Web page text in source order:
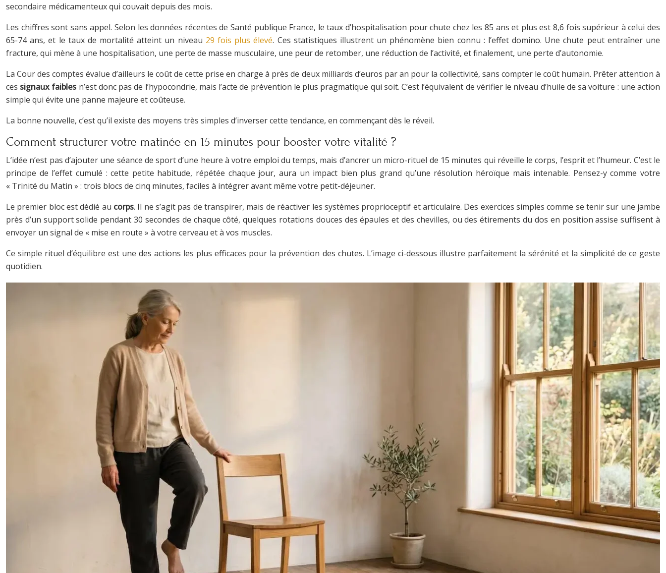
secondaire médicamenteux qui couvait depuis des mois.
Les chiffres sont sans appel. Selon les données récentes de Santé publique France, le taux d’hospitalisation pour chute chez les 85 ans et plus est 8,6 fois supérieur à celui des
65-74 ans, et le taux de mortalité atteint un niveau 29 fois plus élevé. Ces statistiques illustrent un phénomène bien connu : l’effet domino. Une chute peut entraîner une
fracture, qui mène à une hospitalisation, une perte de masse musculaire, une peur de retomber, une réduction de l’activité, et finalement, une perte d’autonomie.
La Cour des comptes évalue d’ailleurs le coût de cette prise en charge à près de deux milliards d’euros par an pour la collectivité, sans compter le coût humain. Prêter attention à
ces signaux faibles n’est donc pas de l’hypocondrie, mais l’acte de prévention le plus pragmatique qui soit. C’est l’équivalent de vérifier le niveau d’huile de sa voiture : une action
simple qui évite une panne majeure et coûteuse.
La bonne nouvelle, c’est qu’il existe des moyens très simples d’inverser cette tendance, en commençant dès le réveil.
Comment structurer votre matinée en 15 minutes pour booster votre vitalité ?
L’idée n’est pas d’ajouter une séance de sport d’une heure à votre emploi du temps, mais d’ancrer un micro-rituel de 15 minutes qui réveille le corps, l’esprit et l’humeur. C’est le
principe de l’effet cumulé : cette petite habitude, répétée chaque jour, aura un impact bien plus grand qu’une résolution héroïque mais intenable. Pensez-y comme votre
« Trinité du Matin » : trois blocs de cinq minutes, faciles à intégrer avant même votre petit-déjeuner.
Le premier bloc est dédié au corps. Il ne s’agit pas de transpirer, mais de réactiver les systèmes proprioceptif et articulaire. Des exercices simples comme se tenir sur une jambe
près d’un support solide pendant 30 secondes de chaque côté, quelques rotations douces des épaules et des chevilles, ou des étirements du dos en position assise suffisent à
envoyer un signal de « mise en route » à votre cerveau et à vos muscles.
Ce simple rituel d’équilibre est une des actions les plus efficaces pour la prévention des chutes. L’image ci-dessous illustre parfaitement la sérénité et la simplicité de ce geste
quotidien.